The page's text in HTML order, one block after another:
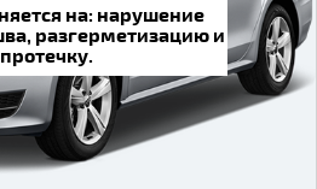
на: нарушение
разгерметизацию и
протечку.